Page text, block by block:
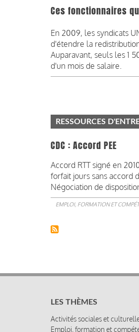
Ces fonctionnaires
En 2009, les syndicats
d'étendre la
Auparavant, seuls les 1
d'un mois de salaire.
RESSOURCES
CDC : Accord PEE
Accord RTT signé en
forfait jours sans accord
Négociation de
EMPLOI, FORMATION ET
LES THÈMES
Activités sociales et
Emploi, formation et